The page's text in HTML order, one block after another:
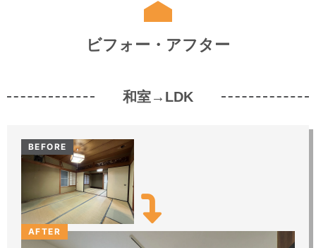
ビフォー・アフター
和室→LDK
BEFORE
AFTER